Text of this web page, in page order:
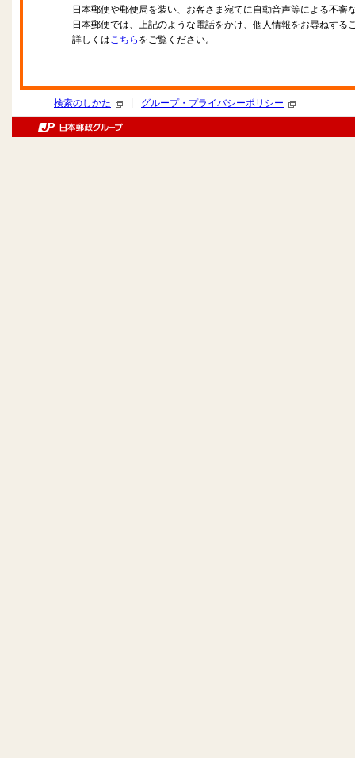
日本郵便や郵便局を装い、お客さま宛てに自動音声等による不審
日本郵便では、上記のような電話をかけ、個人情報をお尋ねする
詳しくはこちら をご覧ください。
検索のしかた グループ・プライバシーポリシー